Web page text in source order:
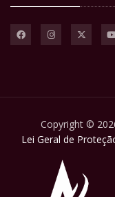
Copyright ©
Lei Geral de